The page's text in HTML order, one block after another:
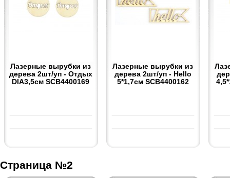
Лазерные вырубки из
дерева 2шт/уп - Отдых
DIA3,5см SCB4400169
Лазерные вырубки из
дерева 2шт/уп - Hello
5*1,7см SCB4400162
Страница №2